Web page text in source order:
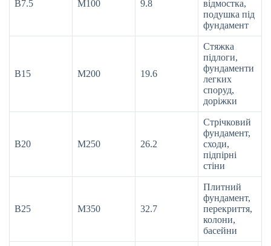
В7.5 М100 9.8
відмостка,
подушка під
фундамент
В15 М200 19.6
Стяжка
підлоги,
фундаменти
легких
споруд,
доріжки
В20 М250 26.2
Стрічковий
фундамент,
сходи,
підпірні
стіни
В25 М350 32.7
Плитний
фундамент,
перекриття,
колони,
басейни